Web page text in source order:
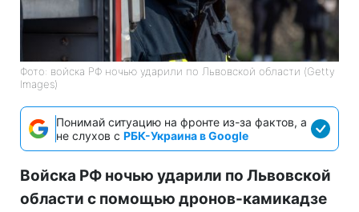
Фото: войска РФ ночью ударили по Львовской области (Getty
Images)
Понимай ситуацию на фронте из-за фактов, а
не слухов с РБК-Украина в Google
Войска РФ ночью ударили по Львовской
области с помощью дронов-камикадзе